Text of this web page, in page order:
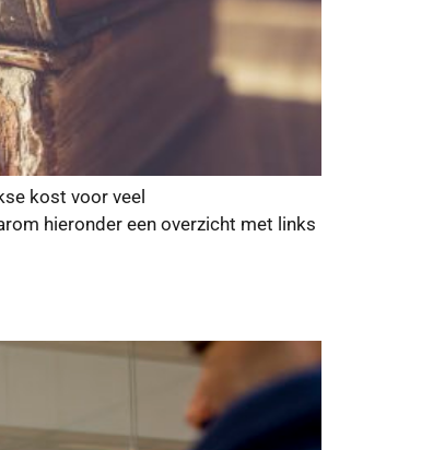
kost voor veel
hieronder een overzicht met links